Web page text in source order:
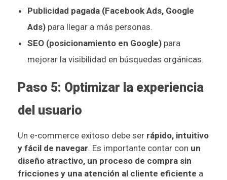
Publicidad pagada (Facebook Ads, Google
Ads)para llegar a más personas.
SEO (posicionamiento en Google)para
mejorar la visibilidad en búsquedas orgánicas.
Paso 5: Optimizar la experiencia
del usuario
Un e-commerce exitoso debe ser rápido, intuitivo
y fácil de navegar. Es importante contar con un
diseño atractivo, un proceso de compra sin
fricciones y una atención al cliente eficiente a